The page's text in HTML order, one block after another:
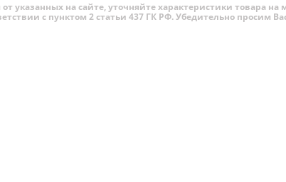
указанных на сайте, уточняйте характеристики товара
с пунктом 2 статьи 437 ГК РФ. Убедительно просим